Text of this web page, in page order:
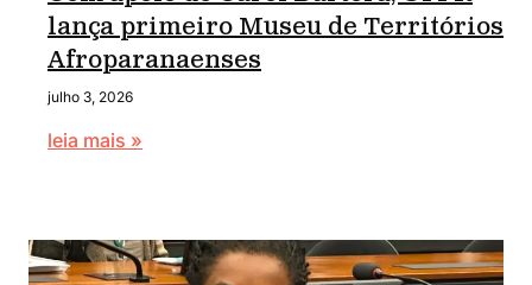
lança primeiro Museu de Territórios
Afroparanaenses
julho 3, 2026
leia mais »